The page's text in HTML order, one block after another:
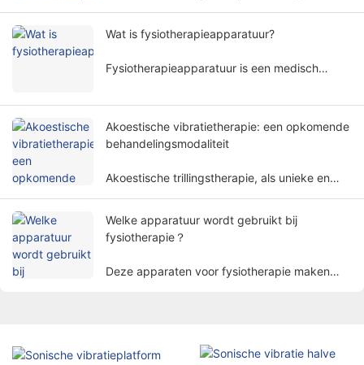
niet-invasieve manier te behandelen en wordt
revalidatiegebieden.
Wat is fysiotherapieapparatuur?
Fysiotherapieapparatuur is een medisch
basis van fysieke principes. Het helpt
patiënten de symptomen te verlichten en de
lichaamsfuncties op een niet-invasieve manier
te herstellen.
Akoestische vibratietherapie: een opkomende
behandelingsmodaliteit
Akoestische trillingstherapie, als unieke en
Welke apparatuur wordt gebruikt bij
fysiotherapie？
Deze apparaten voor fysiotherapie maken
het verlichten van pijn, het bevorderen van